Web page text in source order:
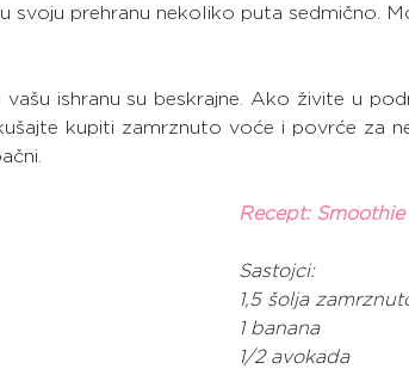
svoju prehranu nekoliko puta sedmično.
ishranu su beskrajne. Ako živite u
kupiti zamrznuto voće i povrće za
Recept:
Sastojci:
1,5 šolja
1 banana
1/2 avokada